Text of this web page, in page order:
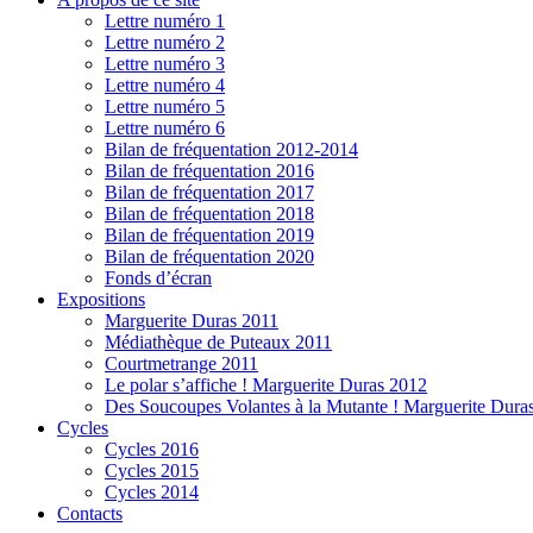
Lettre numéro 1
Lettre numéro 2
Lettre numéro 3
Lettre numéro 4
Lettre numéro 5
Lettre numéro 6
Bilan de fréquentation 2012-2014
Bilan de fréquentation 2016
Bilan de fréquentation 2017
Bilan de fréquentation 2018
Bilan de fréquentation 2019
Bilan de fréquentation 2020
Fonds d’écran
Expositions
Marguerite Duras 2011
Médiathèque de Puteaux 2011
Courtmetrange 2011
Le polar s’affiche ! Marguerite Duras 2012
Des Soucoupes Volantes à la Mutante ! Marguerite
Cycles
Cycles 2016
Cycles 2015
Cycles 2014
Contacts